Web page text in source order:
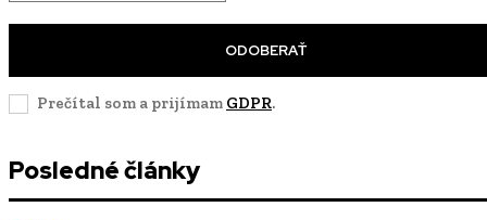
ODOBERAŤ
Prečítal som a prijímam GDPR.
Posledné články